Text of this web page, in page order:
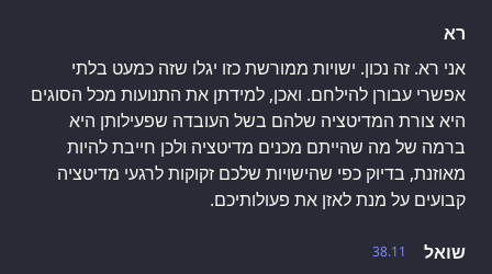
רא
אני רא. זה נכון. ישויות ממורשת כזו יגלו שזה כמעט בלתי
אפשרי עבורן להילחם. ואכן, למידתן את התנועות מכל הסוגים
היא צורת המדיטציה שלהם בשל העובדה שפעילותן היא
ברמה של מה שהייתם מכנים מדיטציה ולכן חייבת להיות
מאוזנת, בדיוק כפי שהישויות שלכם זקוקות לרגעי מדיטציה
קבועים על מנת לאזן את פעולותיכם.
38.11
שואל